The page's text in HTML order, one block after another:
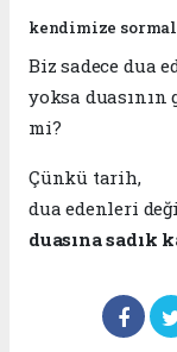
kendimize
Biz sadece dua
yoksa
mi?
Çünkü tarih,
dua edenleri
duasına sadık